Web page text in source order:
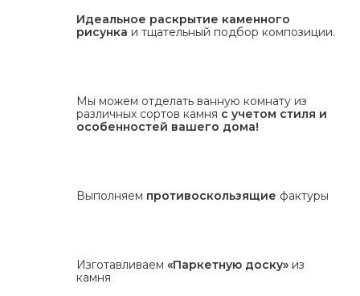
Идеальное раскрытие каменного
рисунка и тщательный подбор композиции.
Мы можем отделать ванную комнату из
различных сортов камня с учетом стиля и
особенностей вашего дома!
Выполняем противоскользящие фактуры
Изготавливаем «Паркетную доску»из
камня